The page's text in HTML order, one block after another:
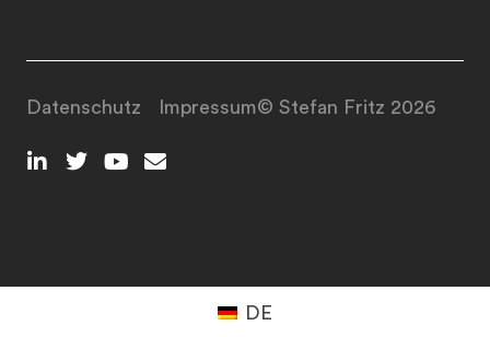
Datenschutz Impressum© Stefan Fritz 2026
DE